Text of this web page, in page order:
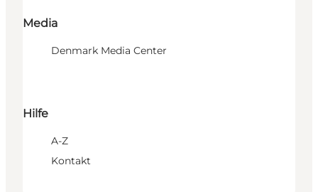
Media
Denmark Media Center
Hilfe
A-Z
Kontakt